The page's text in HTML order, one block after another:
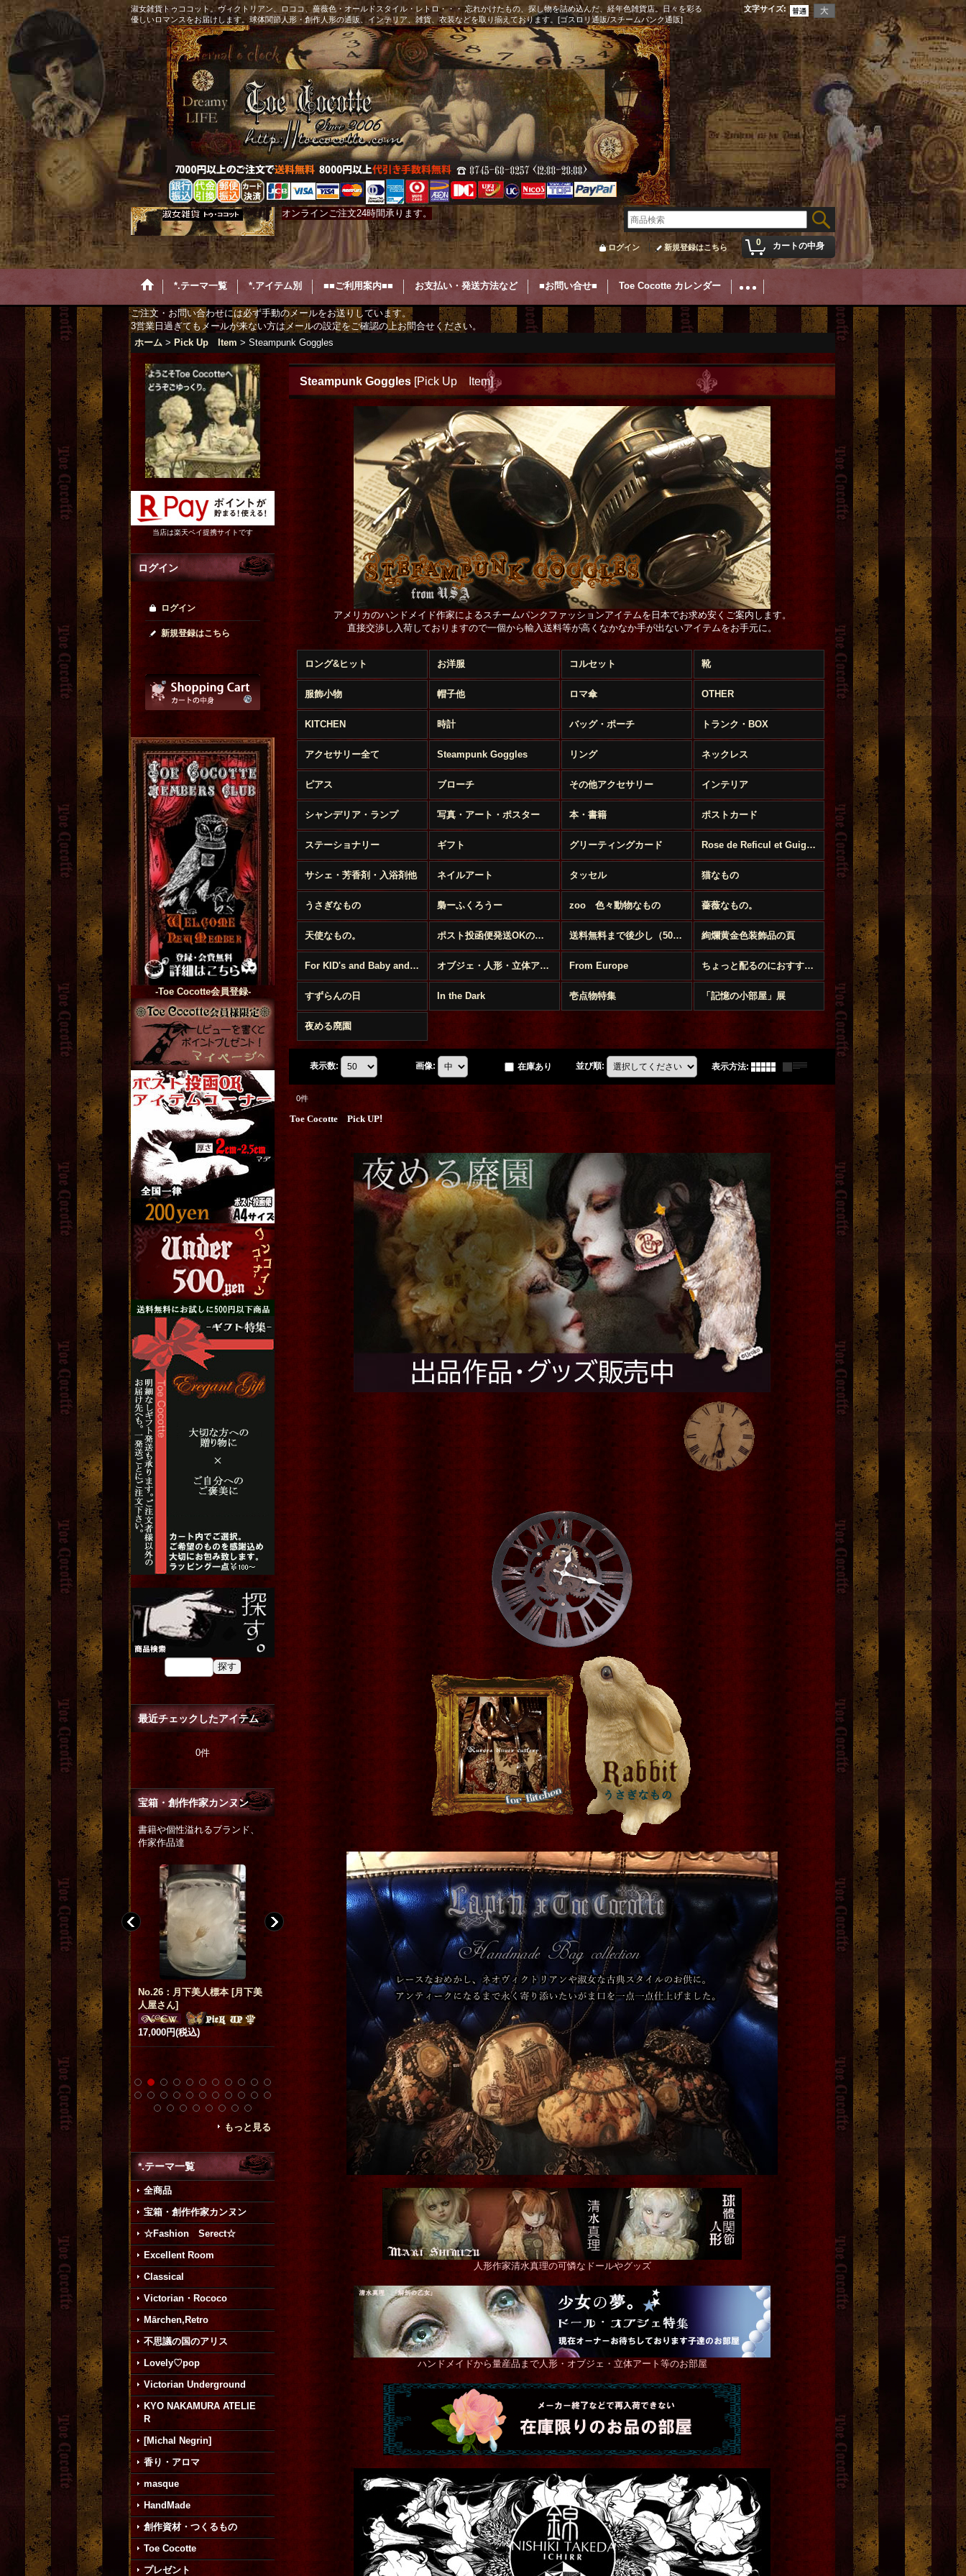
淑女雑貨トゥココット。ヴィクトリアン、ロココ、薔薇色・オールドスタイル・レトロ・・・ 忘れかけたもの、探し物を詰め込んだ、経年色雑貨店。日々を彩る
優しいロマンスをお届けします。球体関節人形・創作人形の通販、インテリア、雑貨、衣装などを取り揃えております。[ゴスロリ通販/スチームパンク通販]
文字サイズ:
オンラインご注文24時間承ります。
0 カートの中身
ログイン 新規登録はこちら
*.テーマ一覧 *.アイテム別 ■■ご利用案内■■ お支払い・発送方法など ■お問い合せ■ Toe Cocotte カレンダー
ご注文・お問い合わせには必ず手動のメールをお送りしています。
3営業日過ぎてもメールが来ない方はメールの設定をご確認の上お問合せください。
ホーム > Pick Up Item > Steampunk Goggles
当店は楽天ペイ提携サイトです
ログイン
ログイン
新規登録はこちら
-Toe Cocotte会員登録-
最近チェックしたアイテム
0件
宝箱・創作作家カンヌン
書籍や個性溢れるブランド、
作家作品達
：月下美人標本 [月下美
屋さん]
円 (税込)
[再入荷]
no.48-3 心臓（カラー）フォー
ク&スプーンset
[Beelzebub(ベルゼブブ)
「牡羊座倶楽部」ポストカー
no.07 蝿ドット アートポスタ
ー A4サイズ
Beelzebub(ベル
ゼブブ)
1,000円(税込)
トーキングヘッズ叢書TH No.6
8 "Holy erotic illusion"
1,500円
Mariacandle.マリアキャンド
ル[mc04_xms_19]
the moon.
12,000円(税込)
NEW「ダチュラ」モノト
レターセット [武田錦
750円 (税込)
もっと見る
*.テーマ一覧
全商品
宝箱・創作作家カンヌン
☆Fashion Serect☆
Excellent Room
Classical
Victorian・Rococo
Mārchen,Retro
不思議の国のアリス
Lovely♡pop
Victorian Underground
KYO NAKAMURA ATELIE
R
[Michal Negrin]
香り・アロマ
masque
HandMade
創作資材・つくるもの
Toe Cocotte
プレゼント
Steampunk Goggles [Pick Up Item]
アメリカのハンドメイド作家によるスチームパンクファッションアイテムを日本でお求め安くご案内します。
直接交渉し入荷しておりますので一個から輸入送料等が高くなかなか手が出ないアイテムをお手元に。
ロング&ヒット お洋服 コルセット 靴
服飾小物 帽子他 ロマ傘 OTHER
KITCHEN 時計 バッグ・ポーチ トランク・BOX
アクセサリー全て Steampunk Goggles リング ネックレス
ピアス ブローチ その他アクセサリー インテリア
シャンデリア・ランプ 写真・アート・ポスター 本・書籍 ポストカード
ステーショナリー ギフト グリーティングカード Rose de Reficul et Guiggles
サシェ・芳香剤・入浴剤他 ネイルアート タッセル 猫なもの
うさぎなもの 梟ーふくろうー zoo 色々動物なもの 薔薇なもの。
天使なもの。 ポスト投函便発送OKのお品 送料無料まで後少し（500円以下のお品） 絢爛黄金色装飾品の頁
For KID's and Baby and FANY オブジェ・人形・立体アート From Europe ちょっと配るのにおすすめプチギフト特集
すずらんの日 In the Dark 壱点物特集 「記憶の小部屋」展
夜める廃園
表示数: 画像: 在庫あり 並び順: 表示方法:
0件
Toe Cocotte Pick UP!
人形作家清水真理の可憐なドールやグッズ
ハンドメイドから量産品まで人形・オブジェ・立体アート等のお部屋